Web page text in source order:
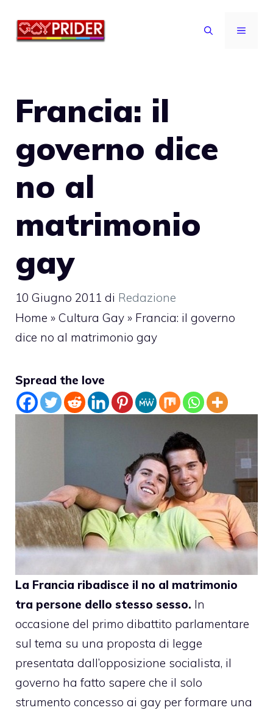
MENU
Francia: il
governo dice
no al
matrimonio
gay
10 Giugno 2011 di Redazione
Home » Cultura Gay » Francia: il governo
dice no al matrimonio gay
Spread the love
La Francia ribadisce il no al matrimonio
tra persone dello stesso sesso. In
occasione del primo dibattito parlamentare
sul tema su una proposta di legge
presentata dall’opposizione socialista, il
governo ha fatto sapere che il solo
strumento concesso ai gay per formare una